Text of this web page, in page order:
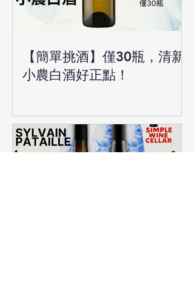
【簡單挑酒】僅30瓶，清新
小農白酒好正點！